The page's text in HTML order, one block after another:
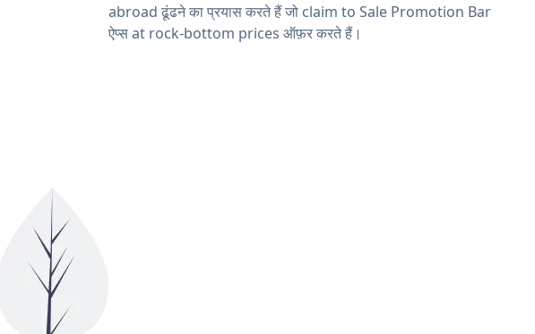
abroad ढूंढने का प्रयास करते हैं जो claim to Sale Promotion Bar
ऐप्स at rock-bottom prices ऑफ़र करते हैं।